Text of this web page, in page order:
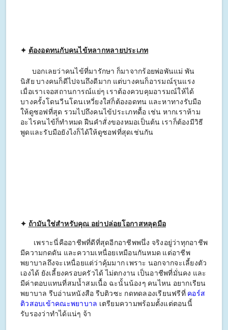
✦ ต้องอดทนกับคนไข้หลากหลายประเภท
บอกเลยว่าคนไข้ที่มารักษา ก็มาจากร้อยพ่อพันแม่ พัน
นิสัย บางคนก็ดีไปจนถึงดีมาก แต่บางคนก็อารมณ์รุนแรง
เมื่อเราเจอสถานการณ์แย่ๆ เราต้องควบคุมอารมณ์ให้ได้
บางครั้งโดนวีนโดนเหวี่ยงใส่ก็ต้องอดทน และหาทางรับมือ
ให้ดูซอฟที่สุด รวมไปถึงคนไข้ประเภทดื้อ เช่น หากเราห้าม
อะไรคนไข้ก็ทำหมด ฝืนคำสั่งของหมอเป็นต้น เราก็ต้องมีวิธี
พูดและรับมือยังไงก็ได้ให้ดูซอฟที่สุดเช่นกัน
✦ ถ้ามันใช่สำหรับคุณ อย่าปล่อยโอกาสหลุดมือ
เพราะนี่คืออาชีพที่ดีที่สุดอีกอาชีพพนึ่ง จริงอยู่ว่าทุกอาชีพ
มีความกดดัน และความเหนื่อยเหมือนกันหมด แต่อาชีพ
พยาบาลถึงจะเหนื่อยแต่ว่าคุ้มมาก เพราะ นอกจากจะเลี้ยงตัว
เองได้ ยังเลี้ยงครอบครัวได้ ไม่ตกงาน เป็นอาชีพที่มั่นคง และ
มีค่าตอบแทนที่สมน้ำสมเนื้อ ฉะนั้นน้องๆ คนไหน อยากเรียน
พยาบาล รีบอ่านหนังสือ รีบติวซะ กดทดลองเรียนฟรีที่ คอร์ส
ติวสอบเข้าคณะพยาบาล เตรียมความพร้อมตั้งแต่ตอนนี้
รับรองว่าทำได้แน่ๆ จ้า